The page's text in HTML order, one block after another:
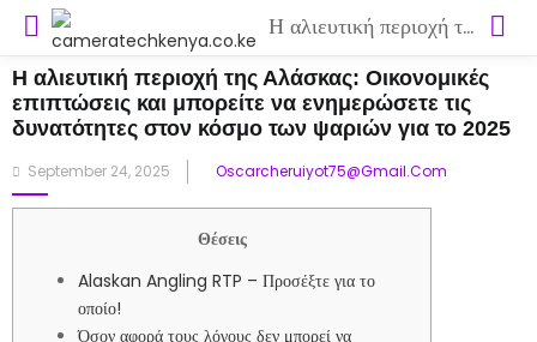
Η αλιευτική περιοχή της Αλάσκας: Οικονομικές επιπτώσεις και μπορείτε να ενημερώσετε τις δυνατότητες στον κόσμο των ψαριών για το 2025
Η αλιευτική περιοχή της Αλάσκας: Οικονομικές
επιπτώσεις και μπορείτε να ενημερώσετε τις
δυνατότητες στον κόσμο των ψαριών για το 2025
Posted
on
September 24, 2025 Oscarcheruiyot75@gmail.com
Θέσεις
Alaskan Angling RTP – Προσέξτε για το
οποίο!
Όσον αφορά τους λόγους δεν μπορεί να